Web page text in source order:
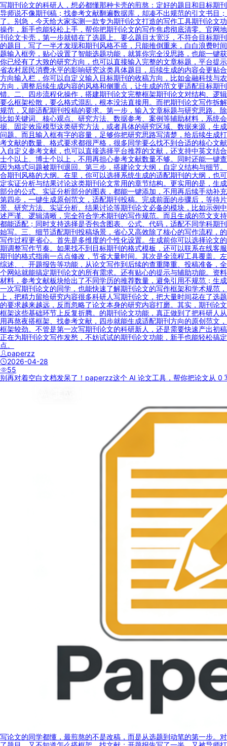
写期刊论文的科研人，想必都懂那种卡壳的煎熬：定好的题目和目标期
导师说不像期刊稿；找参考文献翻遍数据库，却凑不出规范的引文书目
了。别急，今天给大家实测一款专为期刊论文打造的写作工具期刊论文
操作，新手也能轻松上手，帮你把期刊论文的写作焦虑彻底清零。官网
刊论文卡壳，第一步就错在了选题上。要么题目太宽泛，不符合目标期
的题目，写了一半才发现和期刊风格不搭，只能推倒重来，白白浪费时
题输入框旁，贴心设置了智能选题功能，就算你完全没思路，也能一键
你已经有了大致的研究方向，也可以直接输入完整的文章标题，平台提
省农村居民消费水平的影响研究这类具体题目，后续生成的内容会更贴
方向输入栏，你可以自定义输入目标期刊的收稿方向，比如金融科技与
方向，调整后续生成内容的风格和侧重点，让生成的范文更适配目标期
错。二、四步流程化操作，搭建期刊论文完整框架期刊论文对结构、逻
要么框架松散，要么格式混乱，根本没法直接用。而把期刊论文写作拆
规范，又能适配期刊投稿的要求。第一步，输入文章标题与研究思路。
比如关键词、核心观点、研究方法、数据参考、案例等辅助材料，系统
据、固定效应模型这类研究方法，或者具体的研究区域、数据来源，生
问题。而且输入框有字的容量，足够你把研究思路写清楚，给后续生成
考文献的数量、格式要求都很严格，很多同学要么找不到合适的核心文
入自定义参考文献，也可以直接选择平台推荐的文献，还支持中英文结
士个以上、博士个以上，不用再担心参考文献数量不够。同时还能一键
因为格式问题被期刊退回。第三步，搭建论文大纲，自定义结构与细节
合期刊风格的大纲。在里，你可以选择系统生成的适配期刊的大纲，也
定实证分析与结果讨论这类期刊论文常用的章节结构。更实用的是，生
部分的公式、实证分析部分的图表，都能一键添加，不用再后续手动补
第四步，一键生成原创范文，适配期刊投稿。完成前面的步骤后，等待
景、研究方法、实证分析、结果讨论等期刊论文必备的模块，比如示例
述严谨、逻辑清晰，完全符合学术期刊的写作规范。而且生成的范文支
都能适配；同时支持选择是否包含图表、公式、代码，适配不同学科期
始写。三、细节适配期刊投稿场景，省心又高效除了核心的写作流程，
写作过程更省心。首先是多维度的个性化设置。生成前你可以选择论文
期调整写作节奏。如果找不到目标期刊的格式模板，还可以联系在线客
期刊的格式指南一点点修改，节省大量时间。其次是全流程工具覆盖。
综述、、开题报告等功能，从论文写作到后续的查重降重、投稿准备，
个网站就能搞定期刊论文的所有需求。还有贴心的提示与辅助功能。资
材料，参考文献板块给出了不同学历的推荐数量，避免引用不规范；生
一次写期刊论文的同学，也能快速了解期刊论文的写作框架和学术规范
上，把精力留给研究内容很多科研人写期刊论文，把大量时间花在了
的要求越来越远，反而忽略了论文本身的研究内容打磨。其实，期刊论
框架这些基础环节上反复折腾。的期刊论文功能，真正做到了把科研人
用再熬夜搭框架、找参考文献，四步就能生成适配期刊方向的原创范文
框架较劲。不管是第一次写期刊论文的科研新人，还是需要快速产出初
正在为期刊论文写作发愁，不妨试试的期刊论文功能，新手也能轻松搞
点。
paperzz
2026-04-28
55
别再对着空白文档发呆了！paperzz这个 AI 论文工具，帮你把论文从 0
写论文的同学都懂，最煎熬的不是改稿，而是从选题到动笔的第一步。